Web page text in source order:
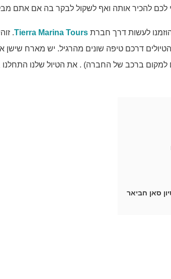
לכם להכיר אותה ואף לשקול לבקר בה אם אתם
לעשות דרך חברת Tierra Marina Tours
.
דרכם טיפה שונים מהרגיל. יש מארח שישן
למקום ברכב של החברה) . את הטיול שלנו התחלנו